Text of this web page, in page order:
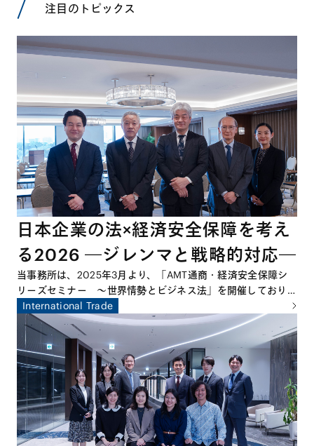
注目のトピックス
日本企業の法×経済安全保障を考え
る2026 ―ジレンマと戦略的対応―
当事務所は、2025年3月より、「AMT通商・経済安全保障シ
リーズセミナー ～世界情勢とビジネス法」を開催しており、
2026年3月回は、本シリーズの締めくくりとして、ゲスト講
師に東京大学公共政策大学院教授、国際文化会館地経学研究所
所長の鈴木一人先生をお招きして特別セミナーを開催しまし
た。本特別セミナーでは、国際情勢の変容を踏まえ、経済安全
保障の観点から日本企業が直面するリスクと機会を整理すると
ともに、今後求められる実務対応について多角的な議論が交わ
されました。
International Trade